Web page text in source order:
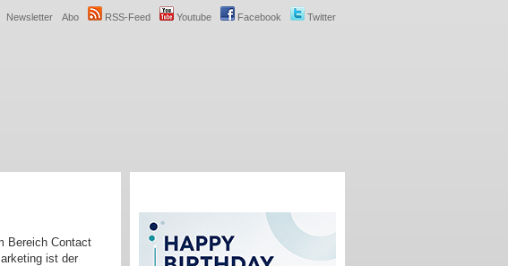
Twitter
Facebook
Youtube
RSS-Feed
Abo
Newsletter
Bereich Contact
ist der